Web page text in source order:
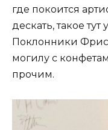
где покоится
дескать, такое
Поклонники
могилу с
прочим.